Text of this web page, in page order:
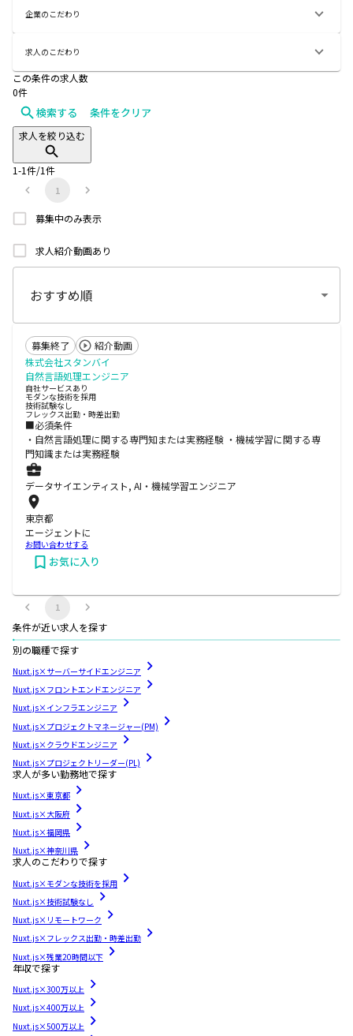
企業のこだわり
求人のこだわり
この条件の求人数
0件
検索する 条件をクリア
求人を絞り込む
1-1件/1件
1
募集中のみ表示
求人紹介動画あり
募集終了
紹介動画
株式会社スタンバイ
自然言語処理エンジニア
自社サービスあり
モダンな技術を採用
技術試験なし
フレックス出勤・時差出勤
■必須条件
・自然言語処理に関する専門知または実務経験 ・機械学習に関する専
門知識または実務経験
データサイエンティスト, AI・機械学習エンジニア
東京都
エージェントに
お問い合わせする
お気に入り
1
条件が近い求人を探す
別の職種で探す
Nuxt.js×サーバーサイドエンジニア
Nuxt.js×フロントエンドエンジニア
Nuxt.js×インフラエンジニア
Nuxt.js×プロジェクトマネージャー(PM)
Nuxt.js×クラウドエンジニア
Nuxt.js×プロジェクトリーダー(PL)
求人が多い勤務地で探す
Nuxt.js×東京都
Nuxt.js×大阪府
Nuxt.js×福岡県
Nuxt.js×神奈川県
求人のこだわりで探す
Nuxt.js×モダンな技術を採用
Nuxt.js×技術試験なし
Nuxt.js×リモートワーク
Nuxt.js×フレックス出勤・時差出勤
Nuxt.js×残業20時間以下
年収で探す
Nuxt.js×300万以上
Nuxt.js×400万以上
Nuxt.js×500万以上